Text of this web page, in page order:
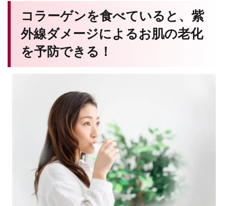
コラーゲンを食べていると、紫
外線ダメージによるお肌の老化
を予防できる！